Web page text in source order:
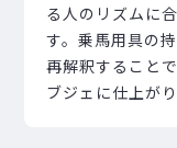
る人のリズムに
す。乗馬用具の
再解釈すること
ブジェに仕上がり